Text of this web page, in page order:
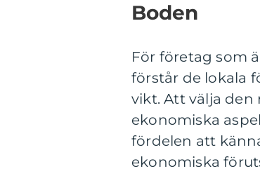
Boden
För företag som
förstår de lokala
vikt. Att välja
ekonomiska
fördelen att
ekonomiska